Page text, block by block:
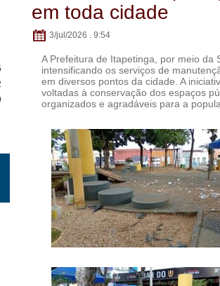
em toda cidade
3/jul/2026 . 9:54
A Prefeitura de Itapetinga, por meio da
intensificando os serviços de
em diversos pontos da cidade. A
voltadas à conservação dos espaços
organizados e agradáveis para a